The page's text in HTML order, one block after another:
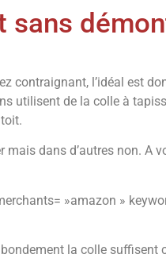
sans
contraignant, l’idéal est
utilisent de la colle à
dans d’autres non. A
»amazon »
la colle